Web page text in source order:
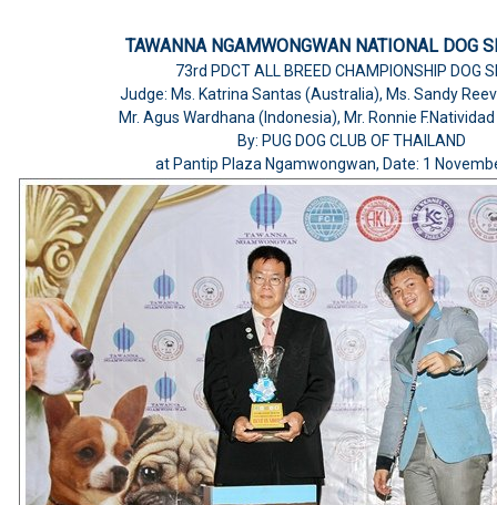
TAWANNA NGAMWONGWAN NATIONAL DOG
73rd PDCT ALL BREED CHAMPIONSHIP DOG
Judge: Ms. Katrina Santas (Australia), Ms. Sandy
Mr. Agus Wardhana (Indonesia), Mr. Ronnie
By: PUG DOG CLUB OF THAILAND
at Pantip Plaza Ngamwongwan, Date: 1